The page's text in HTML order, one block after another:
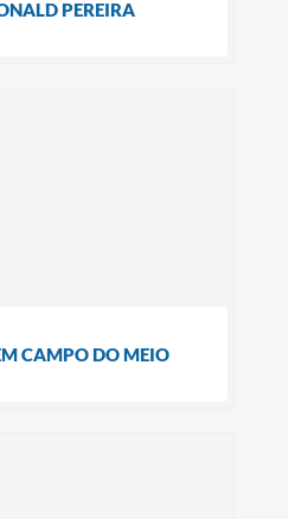
PEREIRA
CAMPO DO MEIO